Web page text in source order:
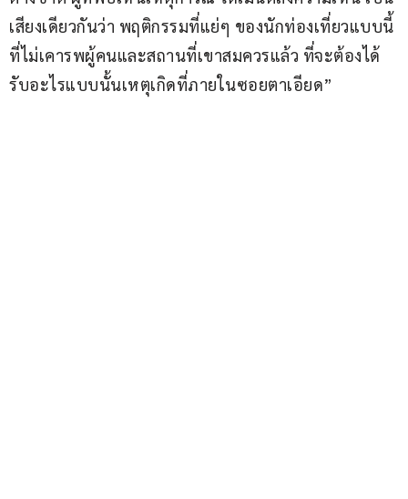
เสียงเดียวกันว่า พฤติกรรมที่แย่ๆ ของนักท่องเที่ยวแบบนี้
ที่ไม่เคารพผู้คนและสถานที่เขาสมควรแล้ว ที่จะต้องได้
รับอะไรแบบนั้นเหตุเกิดที่ภายในซอยตาเอียด”